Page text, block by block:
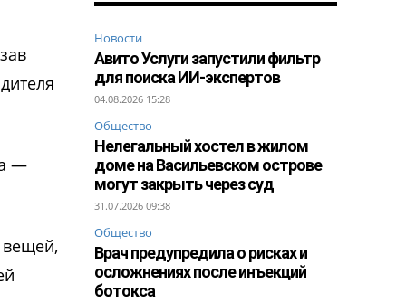
—
вещей,
Новости
Авито Услуги запустили фильтр
для поиска ИИ-экспертов
04.08.2026 15:28
Общество
Нелегальный хостел в жилом
доме на Васильевском острове
могут закрыть через суд
31.07.2026 09:38
Общество
Врач предупредила о рисках и
осложнениях после инъекций
ботокса